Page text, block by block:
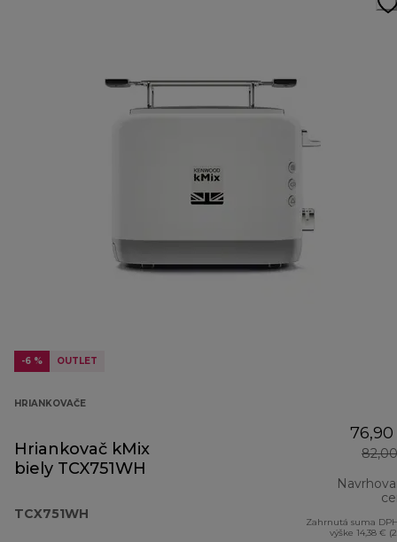
-6 % OUTLET
HRIANKOVAČE
Hriankovač kMix
biely TCX751WH
TCX751WH
Zahrnutá suma
výške 14,38 €